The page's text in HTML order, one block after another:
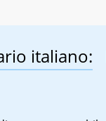
italiano: